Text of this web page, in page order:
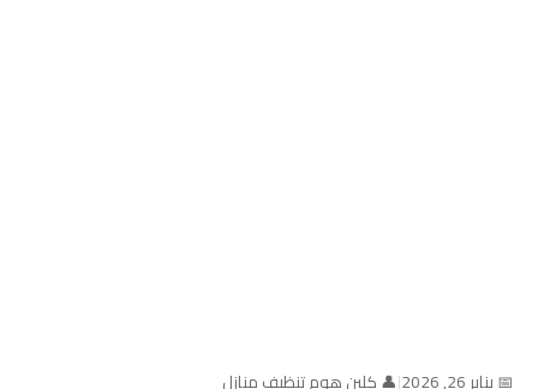
📅 يناير 26, 2026 |👤 كلين هوم تنظيف منازل